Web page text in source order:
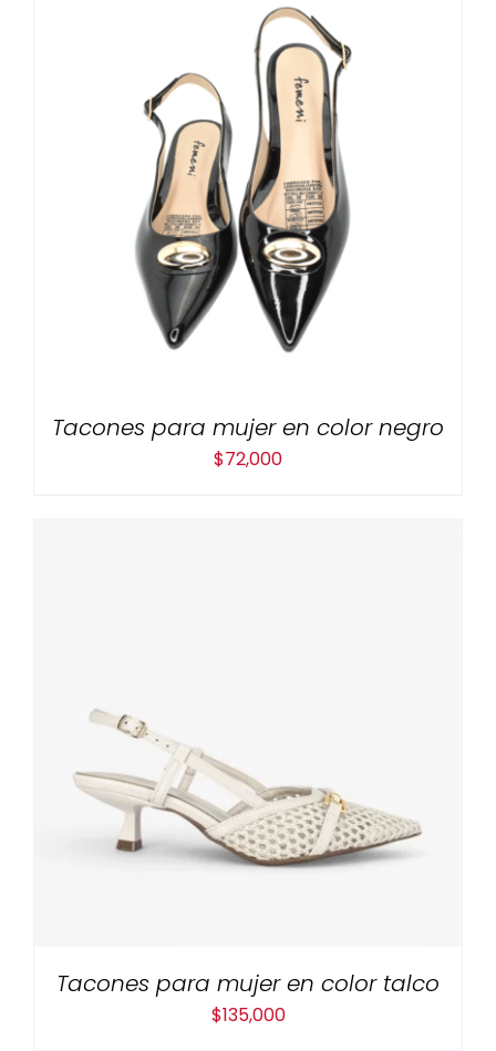
Tacones para mujer en color negro
$72,000
Tacones para mujer en color talco
$135,000